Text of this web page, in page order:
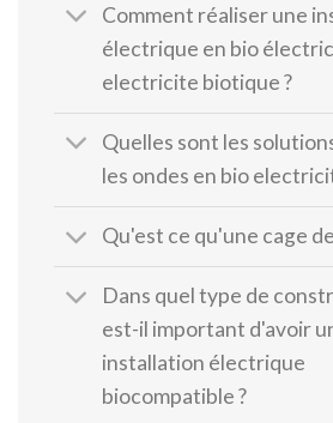
Comment réaliser une
électrique en bio
electricite biotique ?
Quelles sont les
les ondes en bio
Qu'est ce qu'une cage
Dans quel type de
est-il important d'avoir
installation électrique
biocompatible ?